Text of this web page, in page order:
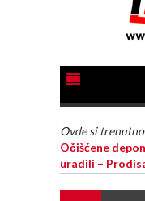
Ovde si
Očišćene
uradili –